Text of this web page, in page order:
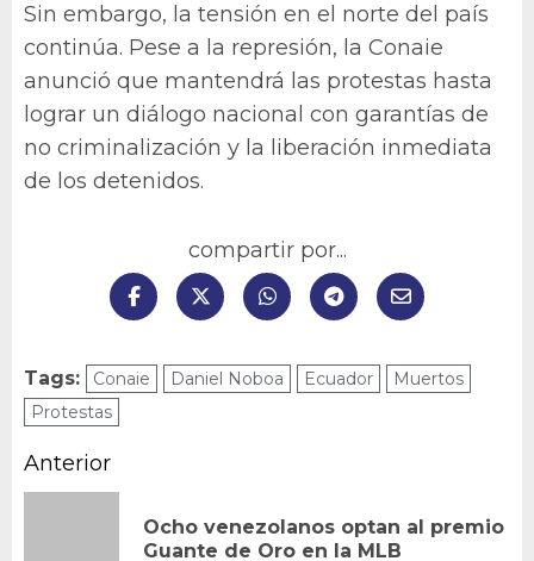
Sin embargo, la tensión en el norte del país
continúa. Pese a la represión, la Conaie
anunció que mantendrá las protestas hasta
lograr un diálogo nacional con garantías de
no criminalización y la liberación inmediata
de los detenidos.
compartir por...
Tags: Conaie Daniel Noboa Ecuador
Muertos
Protestas
Navegación
entradas
Anterior
Ocho venezolanos optan al premio
Guante de Oro en la MLB